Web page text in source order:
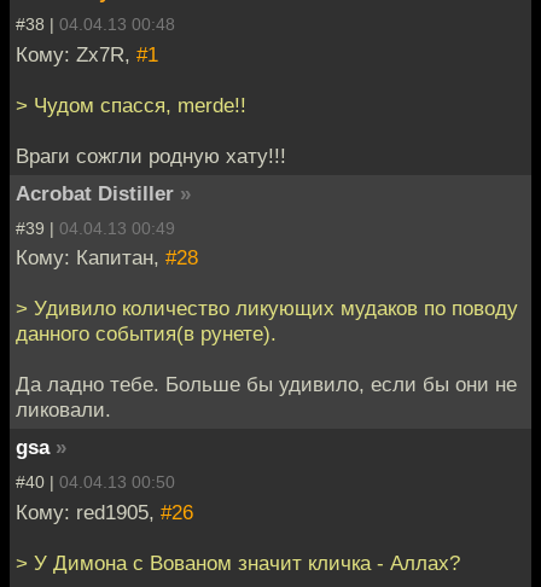
#38 | 04.04.13 00:48
Кому: Zx7R, #1
> Чудом спасся, merde!!
Враги сожгли родную хату!!!
Acrobat Distiller »
#39 | 04.04.13 00:49
Кому: Капитан, #28
> Удивило количество ликующих мудаков по поводу
данного события(в рунете).
Да ладно тебе. Больше бы удивило, если бы они не
ликовали.
gsa »
#40 | 04.04.13 00:50
Кому: red1905, #26
> У Димона с Вованом значит кличка - Аллах?